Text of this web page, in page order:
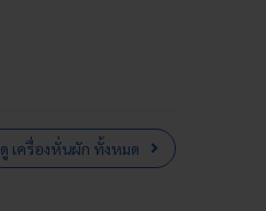
ดู เครื่องหั่นผัก ทั้งหมด